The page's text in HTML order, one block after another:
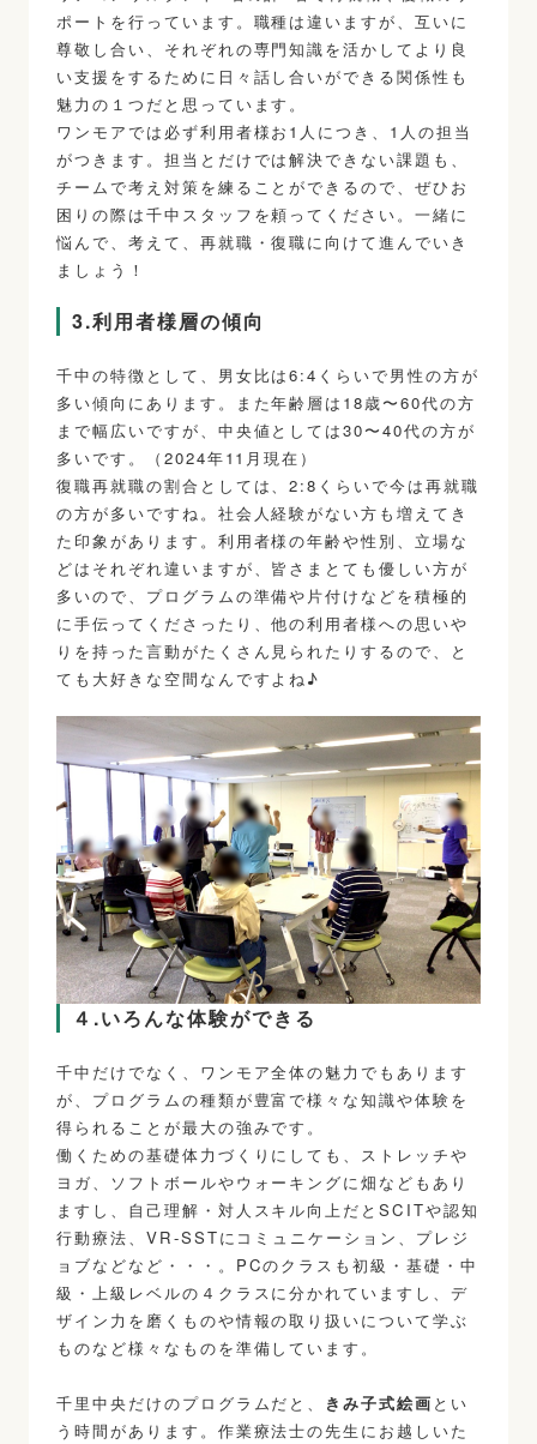
ポートを行っています。職種は違いますが、互いに
尊敬し合い、それぞれの専門知識を活かしてより良
い支援をするために日々話し合いができる関係性も
魅力の１つだと思っています。
ワンモアでは必ず利用者様お1人につき、1人の担当
がつきます。担当とだけでは解決できない課題も、
チームで考え対策を練ることができるので、ぜひお
困りの際は千中スタッフを頼ってください。一緒に
悩んで、考えて、再就職・復職に向けて進んでいき
ましょう！
3.利用者様層の傾向
千中の特徴として、男女比は6:4くらいで男性の方が
多い傾向にあります。また年齢層は18歳〜60代の方
まで幅広いですが、中央値としては30〜40代の方が
多いです。（2024年11月現在）
復職再就職の割合としては、2:8くらいで今は再就職
の方が多いですね。社会人経験がない方も増えてき
た印象があります。利用者様の年齢や性別、立場な
どはそれぞれ違いますが、皆さまとても優しい方が
多いので、プログラムの準備や片付けなどを積極的
に手伝ってくださったり、他の利用者様への思いや
りを持った言動がたくさん見られたりするので、と
ても大好きな空間なんですよね♪
４.いろんな体験ができる
千中だけでなく、ワンモア全体の魅力でもあります
が、プログラムの種類が豊富で様々な知識や体験を
得られることが最大の強みです。
働くための基礎体力づくりにしても、ストレッチや
ヨガ、ソフトボールやウォーキングに畑などもあり
ますし、自己理解・対人スキル向上だとSCITや認知
行動療法、VR-SSTにコミュニケーション、プレジ
ョブなどなど・・・。PCのクラスも初級・基礎・中
級・上級レベルの４クラスに分かれていますし、デ
ザイン力を磨くものや情報の取り扱いについて学ぶ
ものなど様々なものを準備しています。
千里中央だけのプログラムだと、 きみ子式絵画 とい
う時間があります。作業療法士の先生にお越しいた